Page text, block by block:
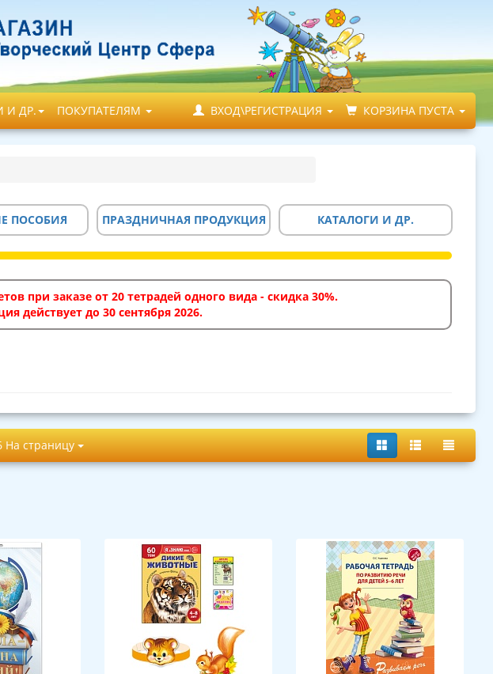
И ДР. ПОКУПАТЕЛЯМ ВХОД\РЕГИСТРАЦИЯ КОРЗИНА ПУСТА
ПОСОБИЯ ПРАЗДНИЧНАЯ ПРОДУКЦИЯ КАТАЛОГИ И ДР.
при заказе от 20 тетрадей одного вида - скидка 30%.
действует до 30 сентября 2026.
На страницу